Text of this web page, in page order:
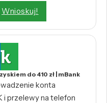
Wnioskuj!
do 410 zł | mBank
konta
i przelewy na telefon